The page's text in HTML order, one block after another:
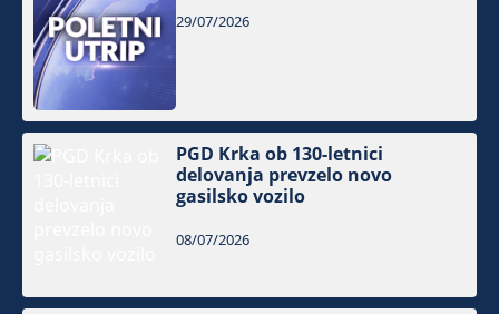
29/07/2026
PGD Krka ob 130-letnici
delovanja prevzelo novo
gasilsko vozilo
08/07/2026